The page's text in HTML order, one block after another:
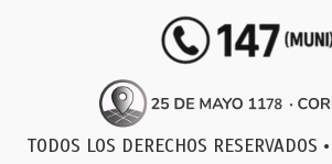
TODOS LOS DERECHOS